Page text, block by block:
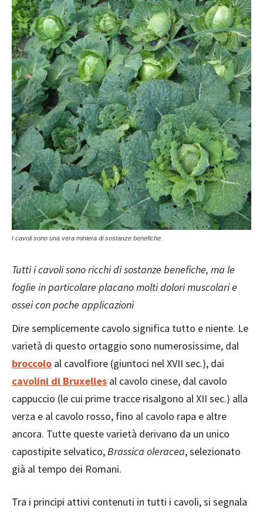
I cavoli sono una vera miniera di sostanze benefiche.
Tutti i cavoli sono ricchi di sostanze benefiche, ma le
foglie in particolare placano molti dolori muscolari e
ossei con poche applicazioni
Dire semplicemente cavolo significa tutto e niente. Le
varietà di questo ortaggio sono numerosissime, dal
broccolo al cavolfiore (giuntoci nel XVII sec.), dai
cavolini di Bruxelles al cavolo cinese, dal cavolo
cappuccio (le cui prime tracce risalgono al XII sec.) alla
verza e al cavolo rosso, fino al cavolo rapa e altre
ancora. Tutte queste varietà derivano da un unico
capostipite selvatico,Brassica oleracea, selezionato
già al tempo dei Romani.
Tra i principi attivi contenuti in tutti i cavoli, si segnala